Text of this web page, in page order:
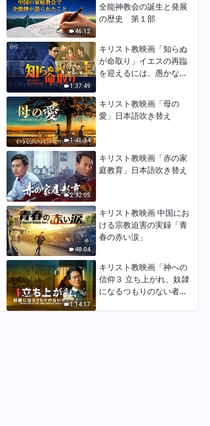
7:35
日々の神の御言葉: 終着点と結
末 | 抜粋 606
日々の神の御言葉: 終着点と結
末 | 抜粋 607
6:43
日々の神の御言葉: 終着点と結
末 | 抜粋 608
10:15
日々の神の御言葉: 終着点と結
末 | 抜粋 609
7:55
日々の神の御言葉: 終着点と結
末 | 抜粋 610
11:52
日々の神の御言葉: 終着点と結
末 | 抜粋 611
46:12
全能神教会の誕生と発展
の歴史 第１部
1:37:49
キリスト教映画「知らぬ
が命取り」イエスの再臨
を迎えるには、愚かな乙
1:41:34
キリスト教映画「母の
愛」日本語吹き替え
2:32:05
キリスト教映画「赤の家
庭教育」日本語吹き替え
48:04
キリスト教映画 中国にお
ける宗教迫害の実録「青
春の赤い涙」
1:14:17
キリスト教映画「神への
信仰３ 立ち上がれ、奴隷
になるつもりのない者た